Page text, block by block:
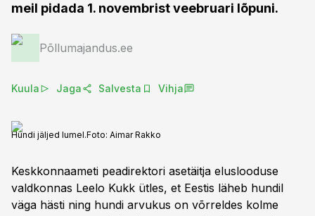
meil pidada 1. novembrist veebruari lõpuni.
Põllumajandus.ee
Kuula Jaga Salvesta Vihja
Hundi jäljed lumel.Foto: Aimar Rakko
Keskkonnaameti peadirektori asetäitja eluslooduse
valdkonnas Leelo Kukk ütles, et Eestis läheb hundil
väga hästi ning hundi arvukus on võrreldes kolme